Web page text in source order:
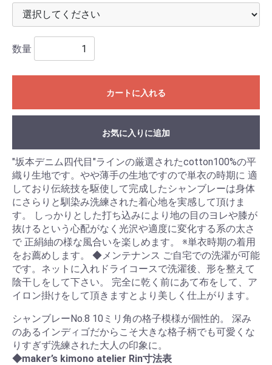
数量
カートに入れる
お気に入りに追加
"坂本デニム四代目"ラインの厳選されたcotton100%の平
織り生地です。やや薄手の生地ですので単衣の時期に 適
しており伝統技を駆使して完成したシャンブレーは身体
にさらりと馴染み洗練された着心地を実感して頂けま
す。 しっかりとした打ち込みにより地の目のヨレや膝が
抜けるという心配がなく光沢や適度に変化する系の太さ
で 正絹紬の様な風合いを楽しめます。 ※単衣時期の着用
をお薦めします。 ◆メンテナンス ご自宅での洗濯が可能
です。ネットに入れドライコースで洗濯後、形を整えて
陰干しをして下さい。 完全に乾く前にあて布をして、ア
イロン掛けをして頂きますとより美しく仕上がります。
シャンブレーNo.8 10ミリ角の格子模様が個性的。 深み
のあるインディゴだからこそ大きな格子柄でも可愛くな
りすぎず洗練された大人の印象に。
◆maker’s kimono atelier Rin寸法表